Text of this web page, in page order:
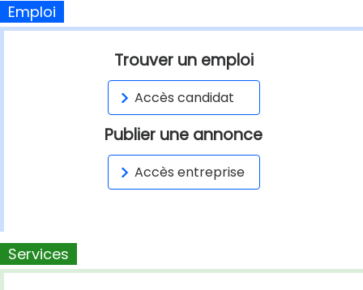
Emploi
Trouver un emploi
Accès candidat
Publier une annonce
Accès entreprise
Services